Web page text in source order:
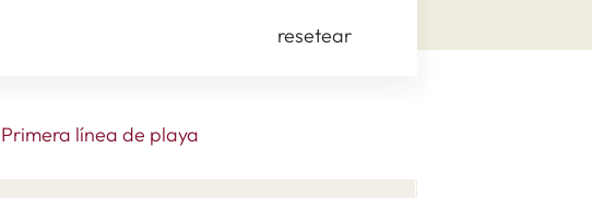
resetear
Primera línea de playa